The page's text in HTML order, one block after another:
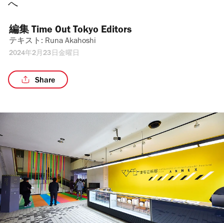
へ
編集 Time Out Tokyo Editors
テキスト: Runa Akahoshi
2024年2月23日金曜日
Share